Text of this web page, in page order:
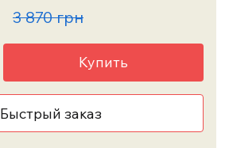
3 870 грн
Купить
Быстрый заказ